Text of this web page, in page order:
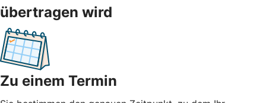
übertragen wird
Zu einem Termin